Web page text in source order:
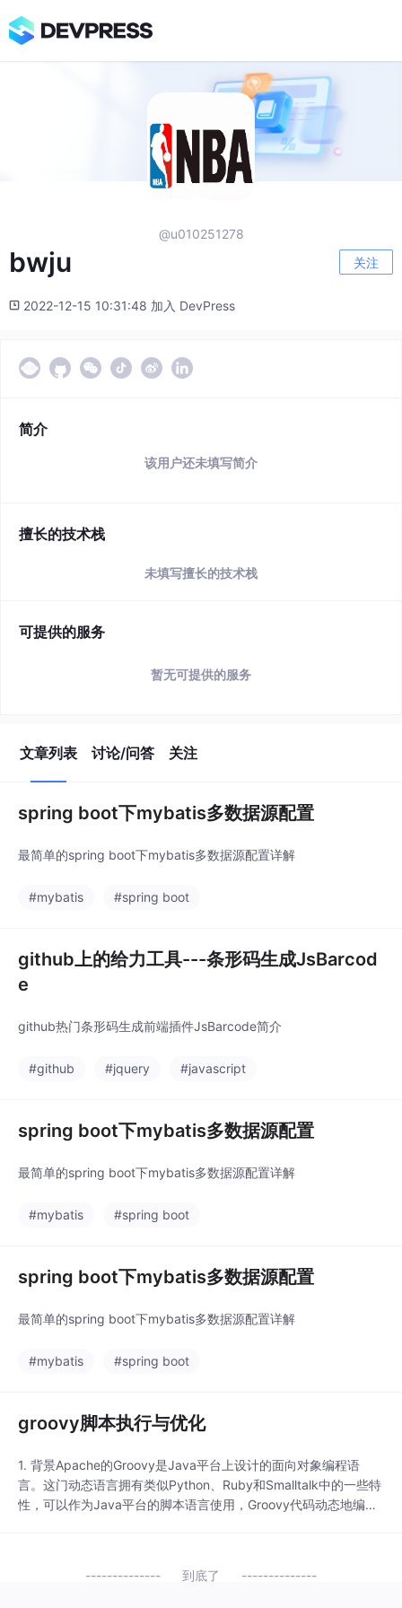
@u010251278
bwju 关注
2022-12-15 10:31:48 加入 DevPress
简介
该用户还未填写简介
擅长的技术栈
未填写擅长的技术栈
可提供的服务
暂无可提供的服务
文章列表 讨论/问答 关注
spring boot下mybatis多数据源配置
最简单的spring boot下mybatis多数据源配置详解
#mybatis #spring boot
github上的给力工具---条形码生成JsBarcod
e
github热门条形码生成前端插件JsBarcode简介
#github #jquery #javascript
spring boot下mybatis多数据源配置
最简单的spring boot下mybatis多数据源配置详解
#mybatis #spring boot
spring boot下mybatis多数据源配置
最简单的spring boot下mybatis多数据源配置详解
#mybatis #spring boot
groovy脚本执行与优化
1. 背景Apache的Groovy是Java平台上设计的面向对象编程语
言。这门动态语言拥有类似Python、Ruby和Smalltalk中的一些特
性，可以作为Java平台的脚本语言使用，Groovy代码动态地编译
到底了